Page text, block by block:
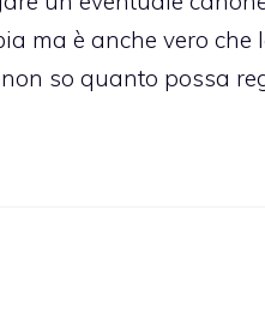
ma è anche vero che
so quanto possa